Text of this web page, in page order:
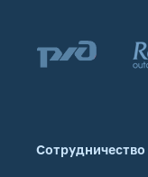
Сотрудничество